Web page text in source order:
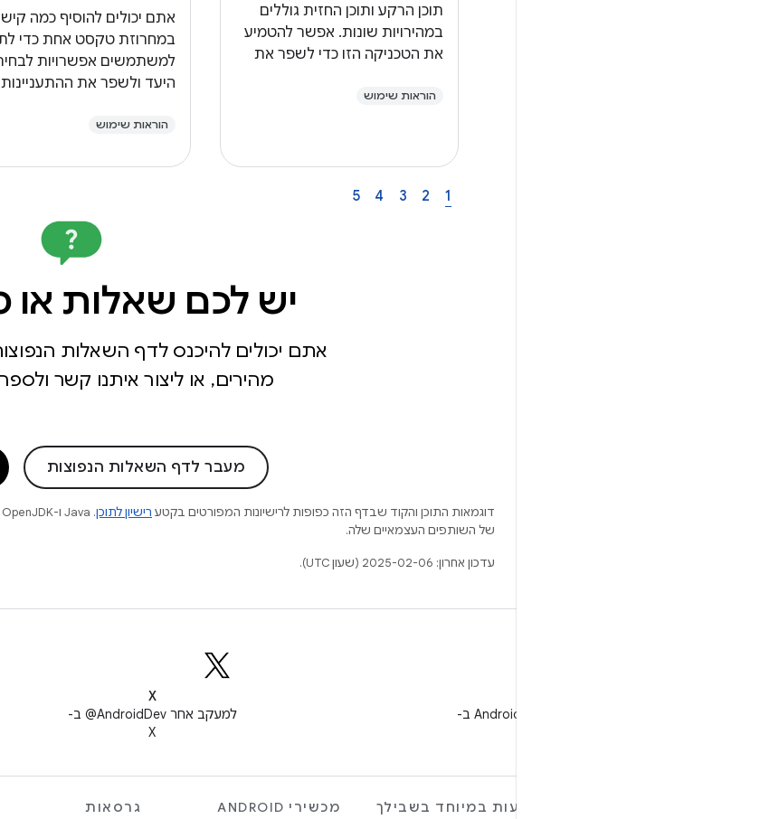
תוכן הרקע ותוכן החזית גוללים
במהירויות שונות. אפשר להטמיע
את הטכניקה הזו כדי לשפר את
האפליקציה, וליצור חוויה דינמית
הוראות שימוש
אתם יכולים להוסיף כמה
במחרוזת טקסט אחת כדי
למשתמשים אפשרויות
היעד ולשפר את
הוראות שימוש
1
2
3
4
5
יש לכם שאלות או
אתם יכולים להיכנס לדף השאלות
מהירים, או ליצור איתנו קשר
מעבר לדף השאלות הנפוצות
דוגמאות התוכן והקוד שבדף הזה כפופות לרישיונות המפורטים בקטע רישיון לתוכן
של השותפים העצמאיים שלה.
עדכון אחרון: 2025-02-06 (שעון UTC).
מעקב אחרי מפתחי Android ב-
X
למעקב אחר ‎@AndroidDev ב-
X
הצעות במיוחד בשבילך מכשירי ANDROID גרסאות